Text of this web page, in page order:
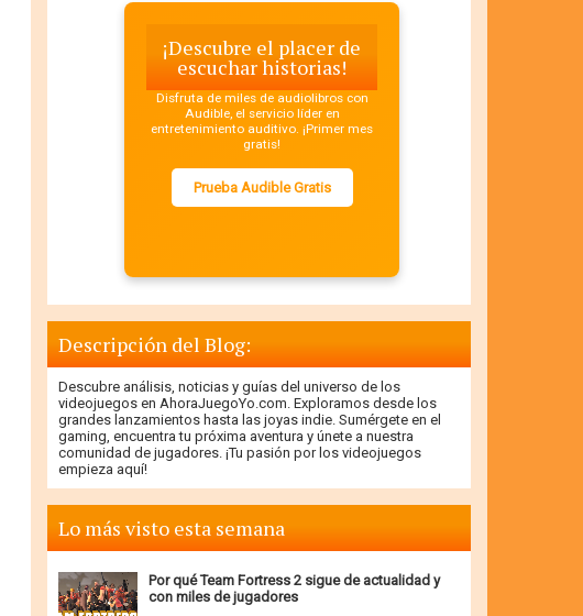
¡Descubre el placer de
escuchar historias!
Disfruta de miles de audiolibros con
Audible, el servicio líder en
entretenimiento auditivo. ¡Primer mes
gratis!
Prueba Audible Gratis
Descripción del Blog:
Descubre análisis, noticias y guías del universo de los
videojuegos en AhoraJuegoYo.com. Exploramos desde los
grandes lanzamientos hasta las joyas indie. Sumérgete en el
gaming, encuentra tu próxima aventura y únete a nuestra
comunidad de jugadores. ¡Tu pasión por los videojuegos
empieza aquí!
Lo más visto esta semana
Por qué Team Fortress 2 sigue de actualidad y
con miles de jugadores